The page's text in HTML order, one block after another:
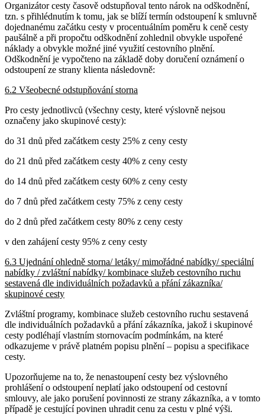
Organizátor cesty časově odstupňoval tento nárok na odškodnění,
tzn. s přihlédnutím k tomu, jak se blíží termín odstoupení k smluvně
dojednanému začátku cesty v procentuálním poměru k ceně cesty
paušálně a při propočtu odškodnění zohlednil obvykle uspořené
náklady a obvykle možné jiné využití cestovního plnění.
Odškodnění je vypočteno na základě doby doručení oznámení o
odstoupení ze strany klienta následovně:
6.2 Všeobecné odstupňování storna
Pro cesty jednotlivců (všechny cesty, které výslovně nejsou
označeny jako skupinové cesty):
do 31 dnů před začátkem cesty 25% z ceny cesty
do 21 dnů před začátkem cesty 40% z ceny cesty
do 14 dnů před začátkem cesty 60% z ceny cesty
do 7 dnů před začátkem cesty 75% z ceny cesty
do 2 dnů před začátkem cesty 80% z ceny cesty
v den zahájení cesty 95% z ceny cesty
6.3 Ujednání ohledně storna/ letáky/ mimořádné nabídky/ speciální
nabídky / zvláštní nabídky/kombinace služeb cestovního ruchu
sestavená dle individuálních požadavků a přání zákazníka/
skupinové cesty
Zvláštní programy, kombinace služeb cestovního ruchu sestavená
dle individuálních požadavků a přání zákazníka, jakož i skupinové
cesty podléhají vlastním stornovacím podmínkám, na které
odkazujeme v právě platném popisu plnění – popisu a specifikace
cesty.
Upozorňujeme na to, že nenastoupení cesty bez výslovného
prohlášení o odstoupení neplatí jako odstoupení od cestovní
smlouvy, ale jako porušení povinnosti ze strany zákazníka, a v tomto
případě je cestující povinen uhradit cenu za cestu v plné výši.